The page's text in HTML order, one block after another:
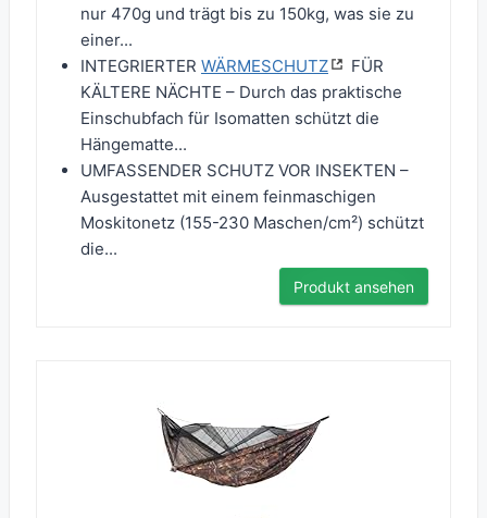
nur 470g und trägt bis zu 150kg, was sie zu
einer...
INTEGRIERTER WÄRMESCHUTZ
FÜR
KÄLTERE NÄCHTE – Durch das praktische
Einschubfach für Isomatten schützt die
Hängematte...
UMFASSENDER SCHUTZ VOR INSEKTEN –
Ausgestattet mit einem feinmaschigen
Moskitonetz (155-230 Maschen/cm²) schützt
die...
Produkt ansehen